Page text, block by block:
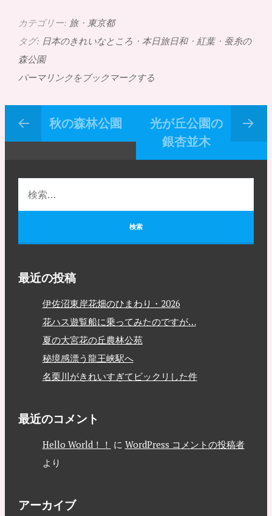
カテゴリー: 旅・ 東京都
タグ: 日本のきれいなところ ・ 本日旅日和・ 紅葉・ 蚕糸の
森公園
パーマリンクをブックマークする
秋の森林公園
光が丘公園の
銀杏並木
最近の投稿
伊佐沼東岸花畑のひまわり・2026
花ハス遊覧船に乗ってみたのですが…
夏の大宮花の丘農林公苑
秘境感漂う龍王峡駅へ
名栗川がきれいすぎてビックリした件
最近のコメント
Hello World！！ に WordPress コメントの投稿者
より
アーカイブ